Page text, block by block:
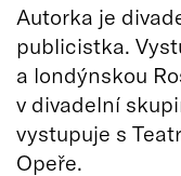
Autorka je
publicistka.
a londýnskou
v divadelní
vystupuje s
Opeře.